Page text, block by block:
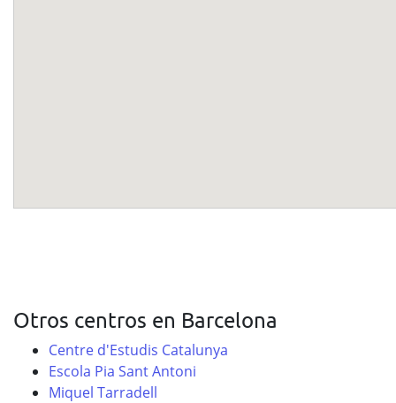
Otros centros en Barcelona
Centre d'Estudis Catalunya
Escola Pia Sant Antoni
Miquel Tarradell